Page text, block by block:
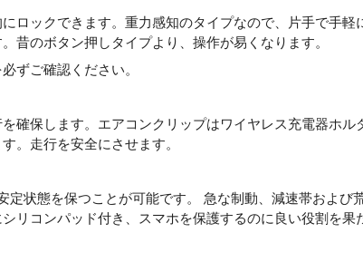
ロックできます。重力感知のタイプなので、片手で手軽
昔のボタン押しタイプより、操作が易くなります。
ずご確認ください。
確保します。エアコンクリップはワイヤレス充電器ホル
。走行を安全にさせます。
定状態を保つことが可能です。 急な制動、減速帯および
リコンパッド付き、スマホを保護するのに良い役割を果